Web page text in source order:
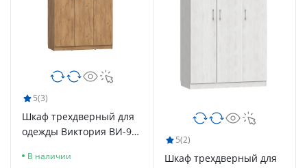
5(3)
Шкаф трехдверный для
одежды Виктория ВИ-9
В наличии
5(2)
Шкаф трехдверный для